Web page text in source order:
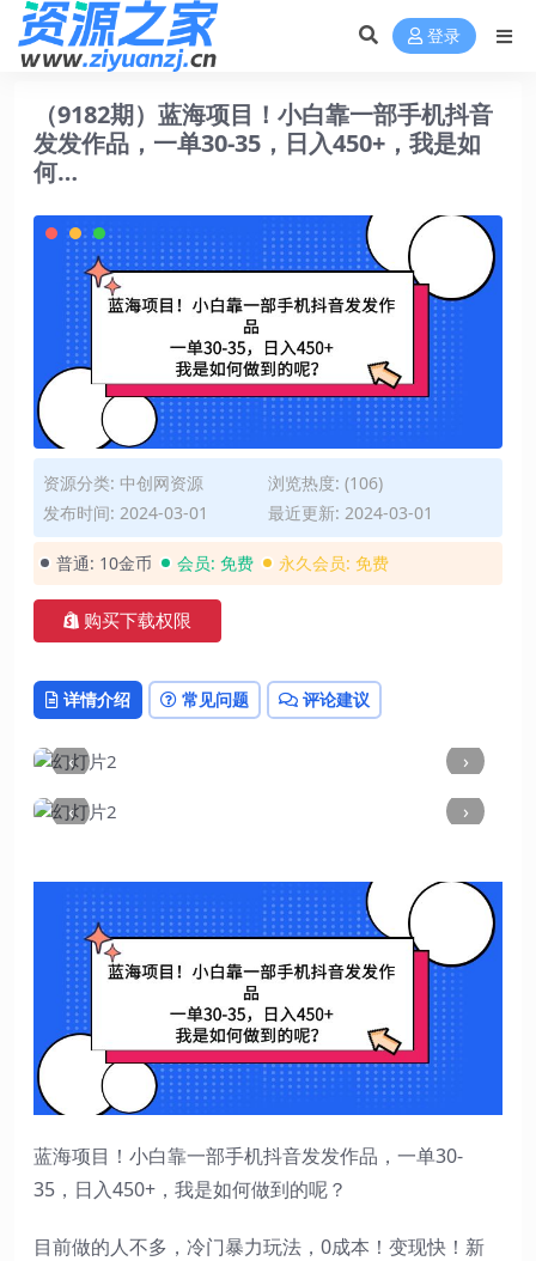
登录
（9182期）蓝海项目！小白靠一部手机抖音
发发作品，一单30-35，日入450+，我是如
何…
资源分类: 中创网资源
浏览热度: (106)
发布时间: 2024-03-01
最近更新: 2024-03-01
普通: 10金币 会员: 免费 永久会员: 免费
购买下载权限
详情介绍 常见问题 评论建议
‹
›
‹
›
蓝海项目！小白靠一部手机抖音发发作品，一单30-
35，日入450+，我是如何做到的呢？
目前做的人不多，冷门暴力玩法，0成本！变现快！新